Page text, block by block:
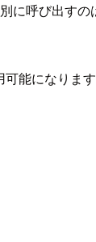
呼び出すの
能になります